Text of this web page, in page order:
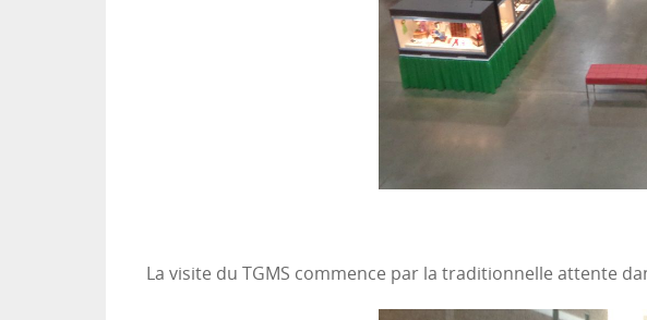
La visite du TGMS commence par la traditionnelle attente